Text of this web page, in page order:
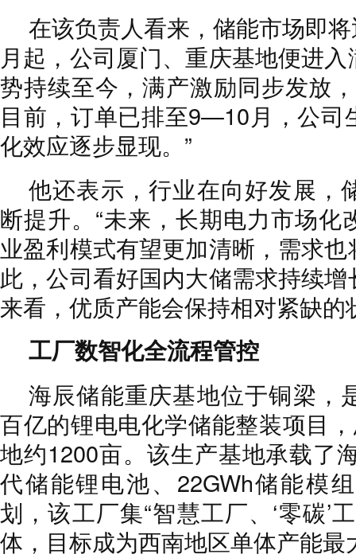
在该负责人看来，储能市场即
月起，公司厦门、重庆基地便进
势持续至今，满产激励同步发放
目前，订单已排至9—10月，公司
化效应逐步显现。”
他还表示，行业在向好发展，
断提升。“未来，长期电力市场化
业盈利模式有望更加清晰，需求
此，公司看好国内大储需求持续
来看，优质产能会保持相对紧缺的
工厂数智化全流程管控
海辰储能重庆基地位于铜梁，
百亿的锂电电化学储能整装项目
地约1200亩。该生产基地承载了
代储能锂电池、22GWh储能模
划，该工厂集“智慧工厂、‘零碳’
体，目标成为西南地区单体产能